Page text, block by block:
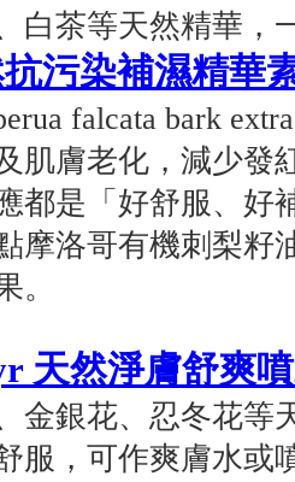
白茶等天然精華，
污染補濕精華
falcata bark
肌膚老化，減少發
都是「好舒服、好
摩洛哥有機刺梨籽
。
天然淨膚舒爽
金銀花、忍冬花等
服，可作爽膚水或